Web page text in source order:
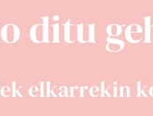
ditu
elkarrekin